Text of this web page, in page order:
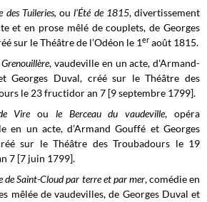
des Tuileries, ou l'Été de 1815, divertissement
et en prose mêlé de couplets, de Georges
sur leThéâtre de l’Odéon le 1er août 1815.
, vaudeville en un acte, d'Armand-
Georges Duval, créé sur leThéâtre des
le 23 fructidor an 7 [9 septembre 1799].
Vireou le Berceau du vaudeville, opéra
en un acte, d’Armand Gouffé et Georges
sur le Théâtre des Troubadours le 19
7 [7 juin 1799].
de Saint-Cloud par terre et par mer, comédie en
mêlée de vaudevilles, de Georges Duval et